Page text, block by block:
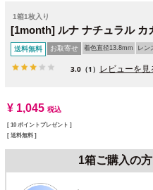
1箱1枚入り
[1month] ルナ ナチュラル カ
送料無料 お取寄せ 着色直径13.8mm レン
3.0 （1） レビューを見
¥ 1,045 税込
[ 10 ポイントプレゼント ]
送料無料
1箱ご購入の